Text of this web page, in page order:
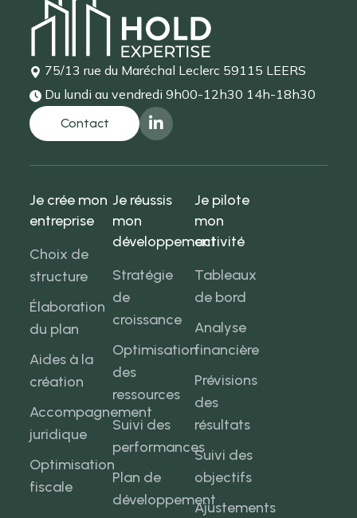
75/13 rue du Maréchal Leclerc 59115 LEERS
Du lundi au vendredi9h00-12h30 14h-18h30
Je crée mon
entreprise
Choix de
structure
Élaboration
du plan
Aides à la
création
Accompagnement
juridique
Optimisation
fiscale
Je réussis
mon
développement
Stratégie
de
croissance
Optimisation
des
ressources
Suivi des
performances
Plan de
développement
Je pilote
mon
activité
Tableaux
de bord
Analyse
financière
Prévisions
des
résultats
Suivi des
objectifs
Ajustements